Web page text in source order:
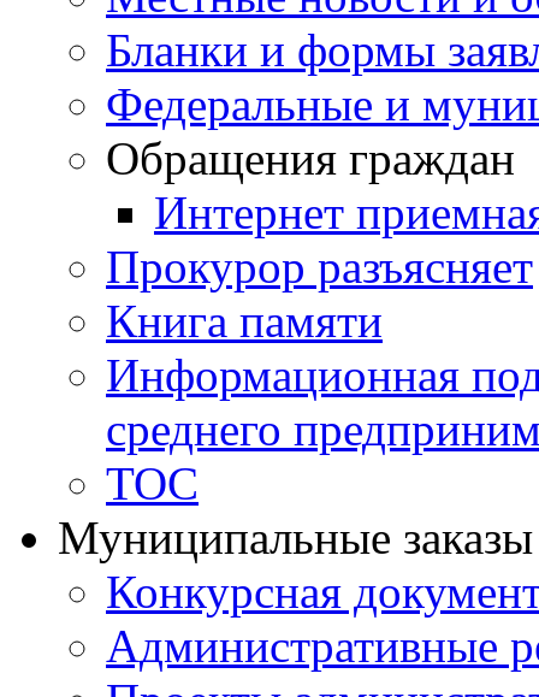
Бланки и формы
Федеральные и
Обращения граждан
Интернет
Прокурор разъясняет
Книга памяти
Информационная
среднего
ТОС
Муниципальные
Конкурсная
Административные